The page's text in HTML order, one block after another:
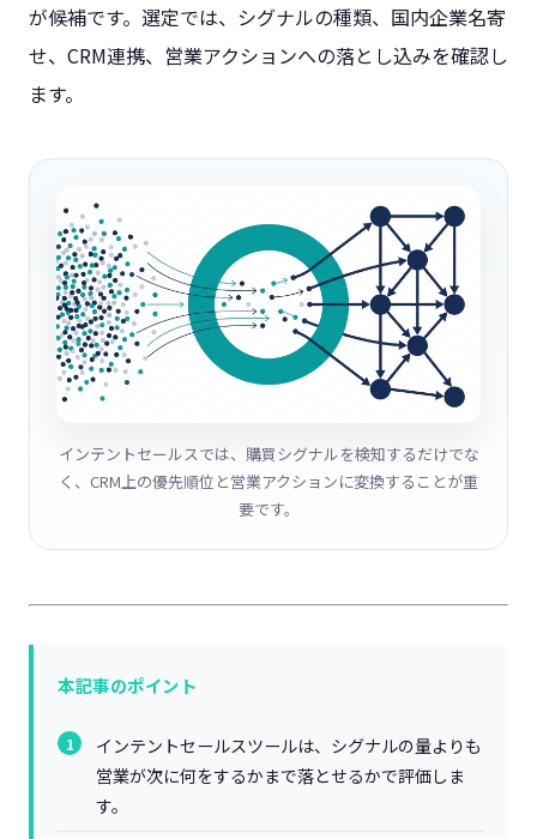
が候補です。選定では、シグナルの種類、国内企業名寄
せ、CRM連携、営業アクションへの落とし込みを確認し
ます。
インテントセールスでは、購買シグナルを検知するだけでな
く、CRM上の優先順位と営業アクションに変換することが重
要です。
本記事のポイント
インテントセールスツールは、シグナルの量よりも
営業が次に何をするかまで落とせるかで評価しま
す。